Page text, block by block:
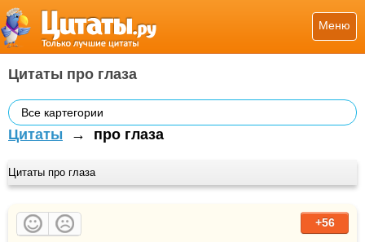
Меню
Цитаты про глаза
Все картегории
Цитаты → про глаза
Цитаты про глаза
+56